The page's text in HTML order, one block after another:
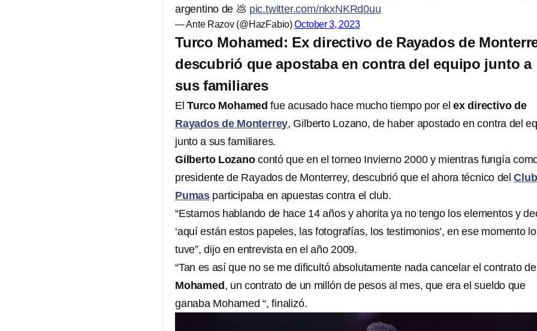
argentino de 💩 pic.twitter.com/nkxNKRd0uu
— Ante Razov (@HazFabio)October 3, 2023
Turco Mohamed: Ex directivo de Rayados de
descubrió que apostaba en contra del equipo junto a
sus familiares
El Turco Mohamed fue acusado hace mucho tiempo por elex directivo de
Rayados de Monterrey, Gilberto Lozano, de haber apostado en contra del
junto a sus familiares.
Gilberto Lozanocontó que en el torneo Invierno 2000 y mientras fungía
presidente de Rayados de Monterrey, descubrió que el ahora técnico delClub
Pumas participaba en apuestas contra el club.
“Estamos hablando de hace 14 años y ahorita ya no tengo los elementos y
‘aquí están estos papeles, las fotografías, los testimonios’, en ese momento
tuve”, dijo en entrevista en el año 2009.
“Tan es así que no se me dificultó absolutamente nada cancelar el contrato de
Mohamed , un contrato de un millón de pesos al mes, que era el sueldo que
ganaba Mohamed “, finalizó.